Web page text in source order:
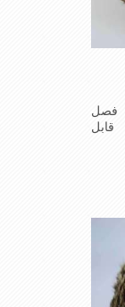
فصل
باشد(فری
می